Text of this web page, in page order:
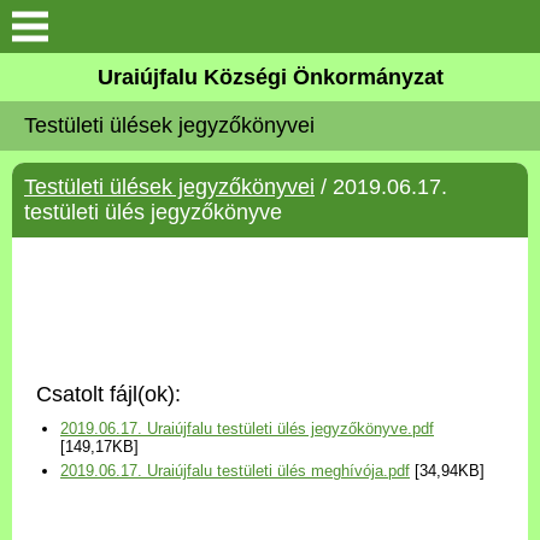
Köszöntő
Elérhetőségek
Uraiújfalu
Választási információk
Versenyképes Járások
Uraiújfalu Községi Önkormányzat
Testületi ülések jegyzőkönyvei
Testületi ülések jegyzőkönyvei / 2019.06.17.
testületi ülés jegyzőkönyve
Csatolt fájl(ok):
2019.06.17. Uraiújfalu testületi ülés jegyzőkönyve.pdf
[149,17KB]
2019.06.17. Uraiújfalu testületi ülés meghívója.pdf [34,94KB]